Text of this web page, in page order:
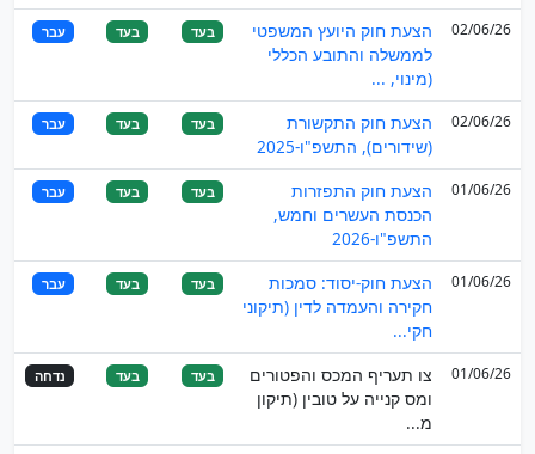
02/06/26
הצעת חוק היועץ המשפטי
לממשלה והתובע הכללי
(מינוי, ...
בעד בעד עבר
02/06/26
הצעת חוק התקשורת
(שידורים), התשפ"ו-2025
בעד בעד עבר
01/06/26
הצעת חוק התפזרות
הכנסת העשרים וחמש,
התשפ"ו-2026
בעד בעד עבר
01/06/26
הצעת חוק-יסוד: סמכות
חקירה והעמדה לדין (תיקוני
חקי...
בעד בעד עבר
01/06/26
צו תעריף המכס והפטורים
ומס קנייה על טובין (תיקון
מ...
בעד בעד נדחה